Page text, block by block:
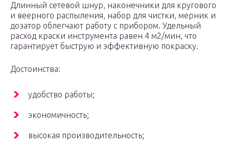
Длинный сетевой шнур, наконечники для кругового
и веерного распыления, набор для чистки, мерник и
дозатор облегчают работу с прибором. Удельный
расход краски инструмента равен 4 м2/мин, что
гарантирует быструю и эффективную покраску.
Достоинства:
удобство работы;
экономичность;
высокая производительность;